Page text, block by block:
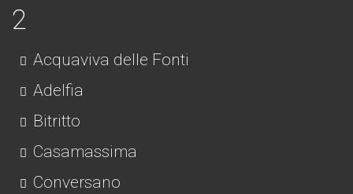
Acquaviva delle Fonti
Adelfia
Bitritto
Casamassima
Conversano